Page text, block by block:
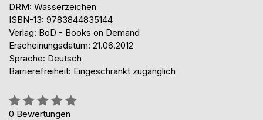
DRM: Wasserzeichen
ISBN-13: 9783844835144
Verlag: BoD - Books on Demand
Erscheinungsdatum: 21.06.2012
Sprache: Deutsch
Barrierefreiheit: Eingeschränkt zugänglich
Bewertung::
0%
0 Bewertungen